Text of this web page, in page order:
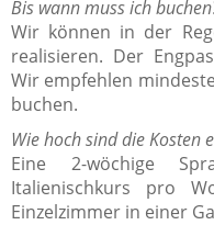
Bis wann muss ich
Wir können in der
realisieren. Der
Wir empfehlen
buchen.
Wie hoch sind die Kosten
Eine 2-wöchige
Italienischkurs pro
Einzelzimmer in einer